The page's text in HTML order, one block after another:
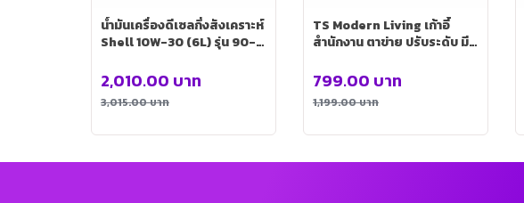
น้ำมันเครื่องดีเซลกึ่งสังเคราะห์
Shell 10W-30 (6L) รุ่น 90-
3,015.00บาท
2,010.00 บาท
TS Modern Living เก้าอี้
สำนักงาน ตาข่าย ปรับระดับ มี
1,199.00บาท
799.00 บาท